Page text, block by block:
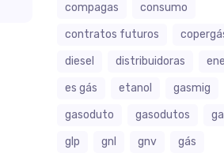
compagas
consumo
contratos futuros
diesel
distribuidoras
es gás
etanol
gasmig
gasoduto
gasodutos
glp
gnl gnv
gás